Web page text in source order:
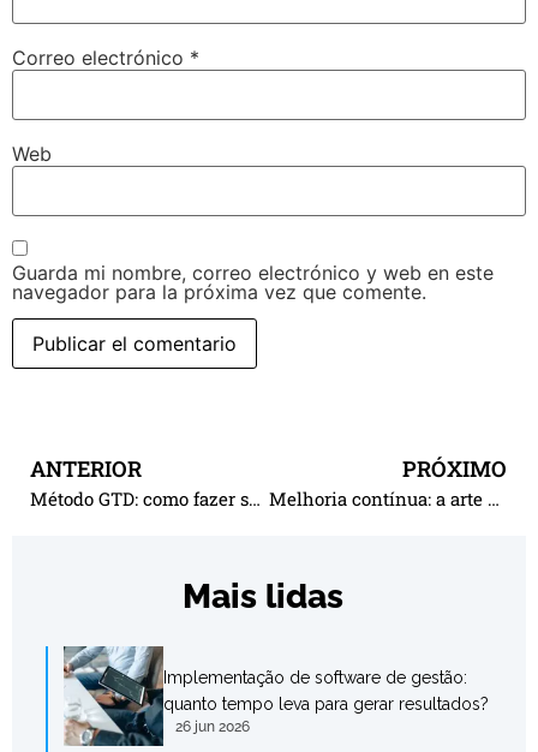
Correo electrónico *
Web
Guarda mi nombre, correo electrónico y web en este
navegador para la próxima vez que comente.
ANTERIOR
Método GTD: como fazer seus planos acontecerem
PRÓXIMO
Melhoria contínua: a arte de usar os erros como impulso para o sucesso
Mais lidas
Implementação de software de gestão:
quanto tempo leva para gerar resultados?
26 jun 2026